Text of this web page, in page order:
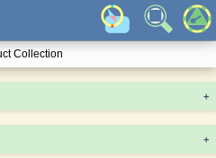
Collection
+
+